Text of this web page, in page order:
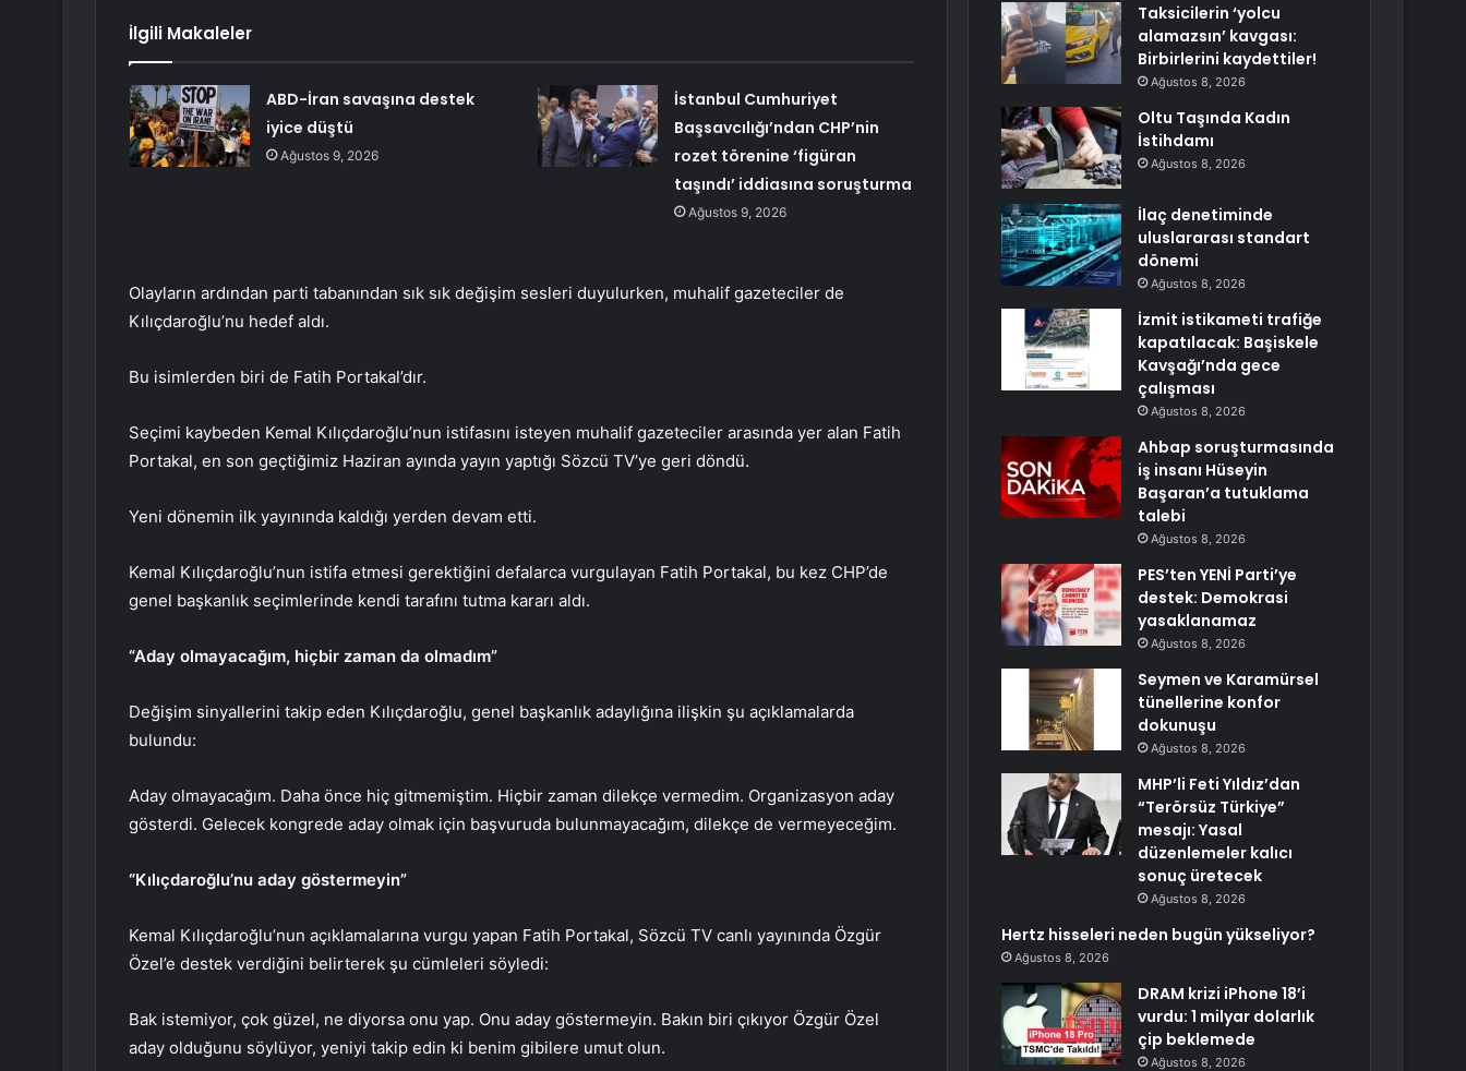
İlgili Makaleler
ABD-İran savaşına destek
iyice düştü
Ağustos 9, 2026
İstanbul Cumhuriyet
Başsavcılığı’ndan CHP’nin
rozet törenine ‘figüran
taşındı’ iddiasına soruşturma
Ağustos 9, 2026
Olayların ardından parti tabanından sık sık değişim sesleri duyulurken, muhalif gazeteciler de
Kılıçdaroğlu’nu hedef aldı.
Bu isimlerden biri de Fatih Portakal’dır.
Seçimi kaybeden Kemal Kılıçdaroğlu’nun istifasını isteyen muhalif gazeteciler arasında yer alan Fatih
Portakal, en son geçtiğimiz Haziran ayında yayın yaptığı Sözcü TV’ye geri döndü.
Yeni dönemin ilk yayınında kaldığı yerden devam etti.
Kemal Kılıçdaroğlu’nun istifa etmesi gerektiğini defalarca vurgulayan Fatih Portakal, bu kez CHP’de
genel başkanlık seçimlerinde kendi tarafını tutma kararı aldı.
“Aday olmayacağım, hiçbir zaman da olmadım”
Değişim sinyallerini takip eden Kılıçdaroğlu, genel başkanlık adaylığına ilişkin şu açıklamalarda
bulundu:
Aday olmayacağım. Daha önce hiç gitmemiştim. Hiçbir zaman dilekçe vermedim. Organizasyon aday
gösterdi. Gelecek kongrede aday olmak için başvuruda bulunmayacağım, dilekçe de vermeyeceğim.
“Kılıçdaroğlu’nu aday göstermeyin”
Kemal Kılıçdaroğlu’nun açıklamalarına vurgu yapan Fatih Portakal, Sözcü TV canlı yayınında Özgür
Özel’e destek verdiğini belirterek şu cümleleri söyledi:
Bak istemiyor, çok güzel, ne diyorsa onu yap. Onu aday göstermeyin. Bakın biri çıkıyor Özgür Özel
aday olduğunu söylüyor, yeniyi takip edin ki benim gibilere umut olun.
Taksicilerin ‘yolcu
alamazsın’ kavgası:
Birbirlerini kaydettiler!
Ağustos 8, 2026
Oltu Taşında Kadın
İstihdamı
Ağustos 8, 2026
İlaç denetiminde
uluslararası standart
dönemi
Ağustos 8, 2026
İzmit istikameti trafiğe
kapatılacak: Başiskele
Kavşağı’nda gece
çalışması
Ağustos 8, 2026
Ahbap soruşturmasında
iş insanı Hüseyin
Başaran’a tutuklama
talebi
Ağustos 8, 2026
PES’ten YENİ Parti’ye
destek: Demokrasi
yasaklanamaz
Ağustos 8, 2026
Seymen ve Karamürsel
tünellerine konfor
dokunuşu
Ağustos 8, 2026
MHP’li Feti Yıldız’dan
“Terörsüz Türkiye”
mesajı: Yasal
düzenlemeler kalıcı
sonuç üretecek
Ağustos 8, 2026
Hertz hisseleri neden bugün yükseliyor?
Ağustos 8, 2026
DRAM krizi iPhone 18’i
vurdu: 1 milyar dolarlık
çip beklemede
Ağustos 8, 2026